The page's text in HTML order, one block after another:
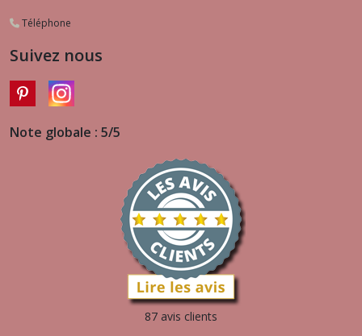
Téléphone
Suivez nous
Note globale : 5/5
87 avis clients